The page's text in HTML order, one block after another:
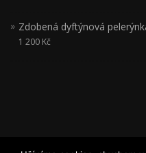
Zdobená dyftýnová
1 200 Kč